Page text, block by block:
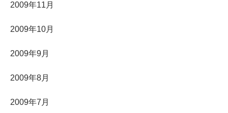
2009年11月
2009年10月
2009年9月
2009年8月
2009年7月